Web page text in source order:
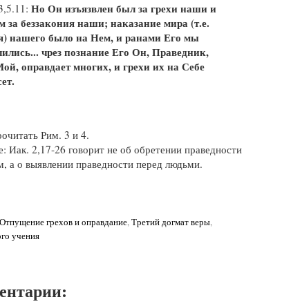
Но Он изъязвлен был за грехи наши и
за беззакония наши; наказание мира (т.е.
нашего было на Нем, и ранами Его мы
чрез познание Его Он, Праведник,
оправдает многих, и грехи их на Себе
Рим. 3 и 4.
Иак. 2,17-26 говорит не об обретении праведности
а о выявлении праведности перед людьми.
Отпущение грехов и оправдание,Третий догмат веры,
учения